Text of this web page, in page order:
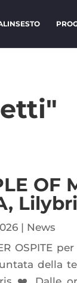
OF
| News
OSPITE
della